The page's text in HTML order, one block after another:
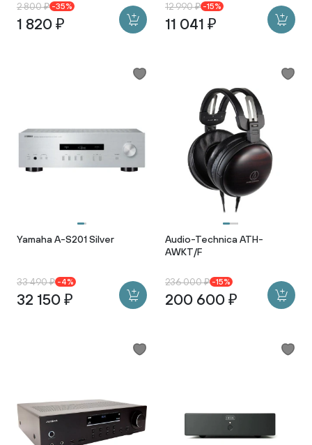
2 800 ₽ -35%
1 820 ₽
12 990 ₽ -15%
11 041 ₽
Yamaha A-S201 Silver
33 490 ₽ -4%
32 150 ₽
Audio-Technica ATH-
AWKT/F
236 000 ₽ -15%
200 600 ₽